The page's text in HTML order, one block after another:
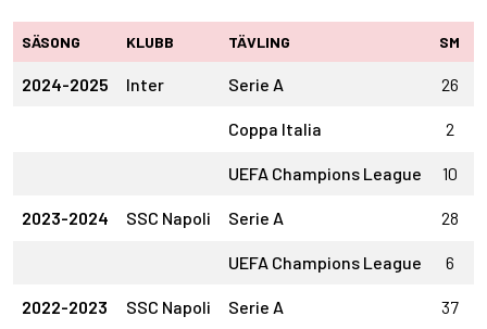
SÄSONG KLUBB TÄVLING SM
2024-2025 Inter Serie A 26
Coppa Italia 2
UEFA Champions League 10
2023-2024 SSC Napoli Serie A 28
UEFA Champions League 6
2022-2023 SSC Napoli Serie A 37